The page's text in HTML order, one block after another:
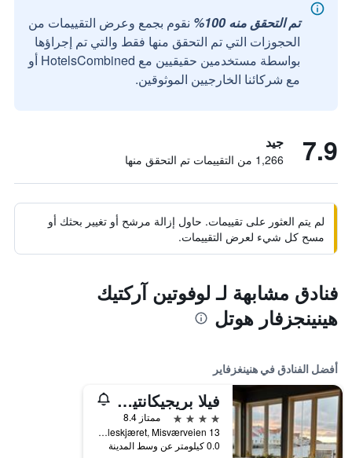
تم التحقق منه 100%
نقوم بجمع وعرض التقييمات من
الحجوزات التي تم التحقق منها فقط والتي تم إجراؤها
بواسطة مستخدمين حقيقيين مع HotelsCombined أو
مع شركائنا الخارجيين الموثوقين.
7.9 جيد
1,266 من التقييمات تم التحقق منها
لم يتم العثور على تقييمات. حاول إزالة مرشح أو تغيير بحثك أو
مسح كل شيء لعرض التقييمات.
فنادق مشابهة لـ لوفوتين آركتيك
هينينجزفار هوتل
أفضل الفنادق في هنينغزفاير
فيلا بريجيكانتين - باي كلاسيك نورواي هوتلز
4 نجوم
ممتاز 8.4
Hjelleskjæret, Misværveien 13, هنينغزفاير, مقاطعة نوردلاند, النرويج
0.0 كيلومتر عن وسط المدينة